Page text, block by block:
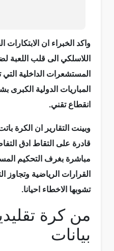
واكد الخبراء ان
اللاسلكي الى قلب اللعبة
المستشعرات الداخلية
المباريات الدولية
انقطاع تقني.
وبينت التقارير ان الكرة
قادرة على التقاط ادق
مباشرة بغرف التحكيم
القرارات الرياضية وتجاوز
تشوبها الاخطاء احيانا.
من كرة
بيانات